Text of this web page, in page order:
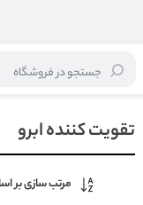
جستجو در فروشگاه خانه / آرایشی/ آرایش ابرو
تقویت کننده ابرو
مرتب سازی بر